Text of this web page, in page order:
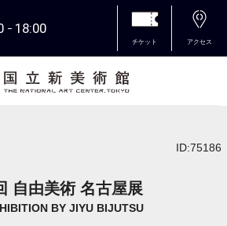
18:00
チケット アクセス
ID:75186
自由美術 名古屋展
BY JIYU BIJUTSU